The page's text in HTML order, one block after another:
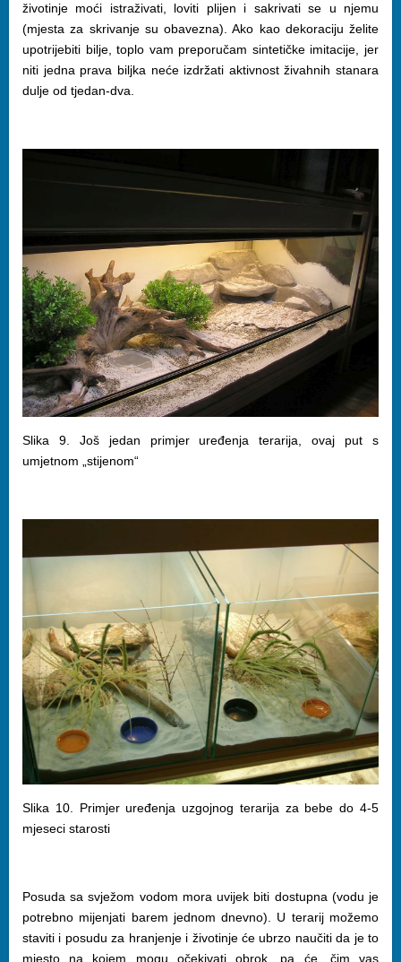
životinje moći istraživati, loviti plijen i sakrivati se u njemu
(mjesta za skrivanje su obavezna). Ako kao dekoraciju želite
upotrijebiti bilje, toplo vam preporučam sintetičke imitacije, jer
niti jedna prava biljka neće izdržati aktivnost živahnih stanara
dulje od tjedan-dva.
Slika 9. Još jedan primjer uređenja terarija, ovaj put s
umjetnom „stijenom“
Slika 10. Primjer uređenja uzgojnog terarija za bebe do 4-5
mjeseci starosti
Posuda sa svježom vodom mora uvijek biti dostupna (vodu je
potrebno mijenjati barem jednom dnevno). U terarij možemo
staviti i posudu za hranjenje i životinje će ubrzo naučiti da je to
mjesto na kojem mogu očekivati obrok, pa će, čim vas